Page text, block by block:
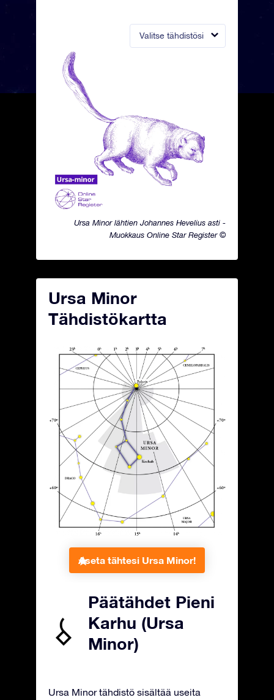
Valitse tähdistösi
Ursa Minor lähtien Johannes Hevelius asti -
Muokkaus Online Star Register ©
Ursa Minor
Tähdistökartta
Aseta tähtesi Ursa Minor!
Päätähdet Pieni
Karhu (Ursa
Minor)
Ursa Minor tähdistö sisältää useita